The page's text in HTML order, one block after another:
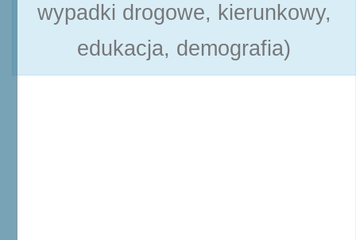
wypadki drogowe, kierunkowy,
edukacja, demografia)